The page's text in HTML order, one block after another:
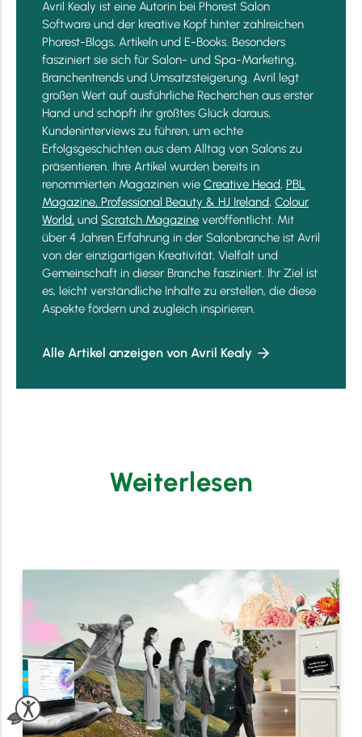
Avril Kealy ist eine Autorin bei Phorest Salon
Software und der kreative Kopf hinter zahlreichen
Phorest-Blogs, Artikeln und E-Books. Besonders
fasziniert sie sich für Salon- und Spa-Marketing,
Branchentrends und Umsatzsteigerung. Avril legt
großen Wert auf ausführliche Recherchen aus erster
Hand und schöpft ihr größtes Glück daraus,
Kundeninterviews zu führen, um echte
Erfolgsgeschichten aus dem Alltag von Salons zu
präsentieren. Ihre Artikel wurden bereits in
renommierten Magazinen wie Creative Head, PBL
Magazine, Professional Beauty & HJ Ireland, Colour
World, und Scratch Magazine veröffentlicht. Mit
über 4 Jahren Erfahrung in der Salonbranche ist Avril
von der einzigartigen Kreativität, Vielfalt und
Gemeinschaft in dieser Branche fasziniert. Ihr Ziel ist
es, leicht verständliche Inhalte zu erstellen, die diese
Aspekte fördern und zugleich inspirieren.
Alle Artikel anzeigen von Avril Kealy
Weiterlesen